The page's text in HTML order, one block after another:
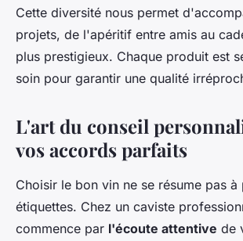
Cette diversité nous permet
projets, de l'apéritif entre amis au
plus prestigieux. Chaque produit est
soin pour garantir une qualité
L'art du conseil
vos accords parfaits
Choisir le bon vin ne se résume pas
étiquettes. Chez un caviste
commence par l'écoute attentive de